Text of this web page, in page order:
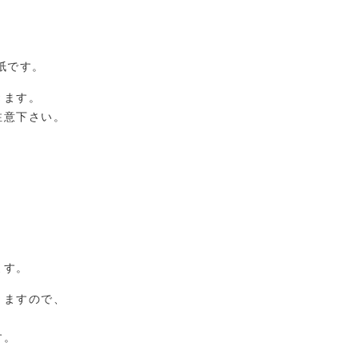
す。
す。
下さい。
。
すので、